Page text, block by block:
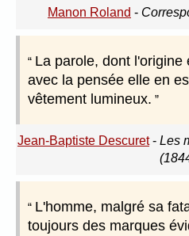
Manon Roland -
La parole, dont l'origine
avec la pensée elle en
vêtement lumineux.
Jean-Baptiste Descuret- Les
L'homme, malgré sa
toujours des marques